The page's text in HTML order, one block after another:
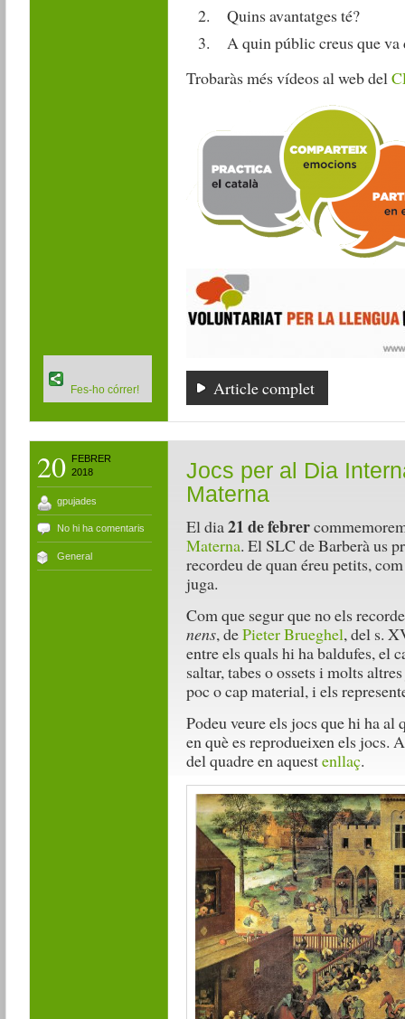
Quins avantatges té?
A quin públic creus que
Trobaràs més vídeos al web del
Article complet
Fes-ho córrer!
20
FEBRER
2018
gpujades
No hi ha comentaris
General
Jocs per al Dia
Materna
El dia21 de febrer
Materna. El SLC de Barberà us
recordeu de quan éreu petits,
juga.
Com que segur que no els
nens, dePieter Brueghel, del s.
entre els quals hi ha baldufes, el
saltar, tabes o ossets i molts
poc o cap material, i els
Podeu veure els jocs que hi ha al
en què es reprodueixen els jocs.
del quadre en aquestenllaç.